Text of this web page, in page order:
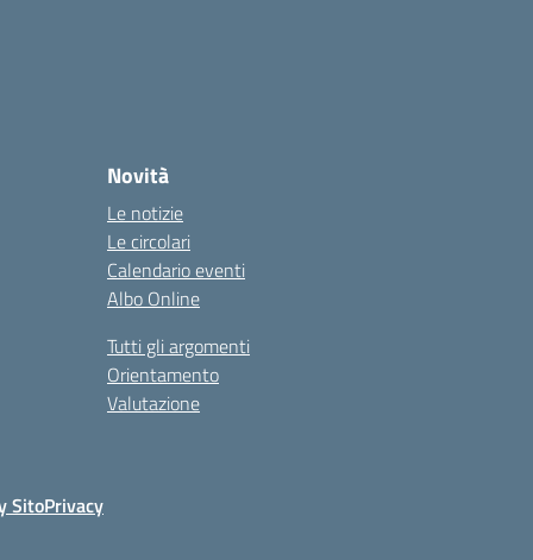
Novità
Le notizie
Le circolari
Calendario eventi
Albo Online
Tutti gli argomenti
Orientamento
Valutazione
SitoPrivacy